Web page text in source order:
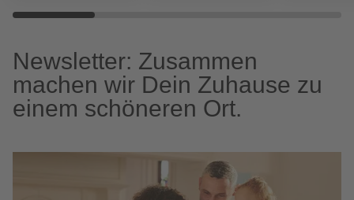
Newsletter: Zusammen
machen wir Dein Zuhause zu
einem schöneren Ort.